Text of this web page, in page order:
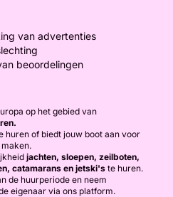
van advertenties
beoordelingen
op het gebied van
huren of biedt jouw boot aan voor
jachten, sloepen, zeilboten,
catamarans en jetski's te huren.
de huurperiode en neem
eigenaar via ons platform.